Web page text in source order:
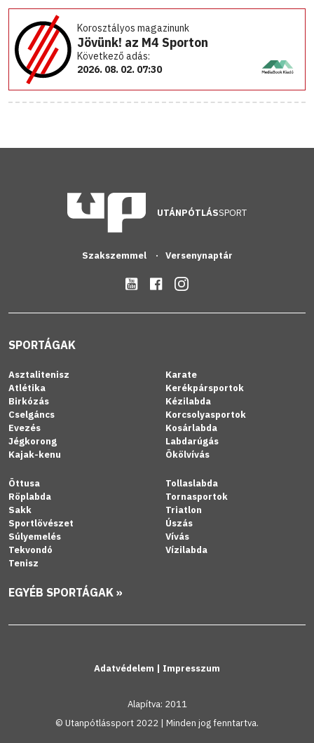
Korosztályos magazinunk
Jövünk! az M4 Sporton
Következő adás:
2026. 08. 02. 07:30
UTÁNPÓTLÁSSPORT
Szakszemmel Versenynaptár
SPORTÁGAK
Asztalitenisz
Atlétika
Birkózás
Cselgáncs
Evezés
Jégkorong
Kajak-kenu
Karate
Kerékpársportok
Kézilabda
Korcsolyasportok
Kosárlabda
Labdarúgás
Ökölvívás
Öttusa
Röplabda
Sakk
Sportlövészet
Súlyemelés
Tekvondó
Tenisz
Tollaslabda
Tornasportok
Triatlon
Úszás
Vívás
Vízilabda
EGYÉB SPORTÁGAK »
Adatvédelem | Impresszum
Alapítva: 2011
© Utanpótlássport 2022 | Minden jog fenntartva.